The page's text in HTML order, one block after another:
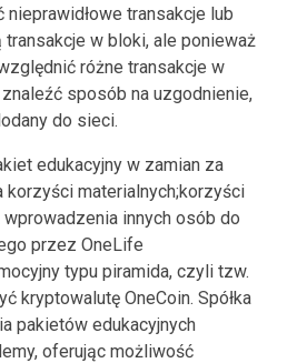
transakcje lub
transakcje w bloki, ale ponieważ
różne transakcje w
sposób na uzgodnienie,
do sieci.
edukacyjny w zamian za
materialnych;korzyści
innych osób do
przez OneLife
typu piramida, czyli tzw.
kryptowalutę OneCoin. Spółka
pakietów edukacyjnych
oferując możliwość